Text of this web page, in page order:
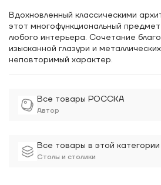
Все товары РОССКА
Автор
Все товары в этой категории
Столы и столики
Вдохновленный классическими
этот многофункциональный
любого интерьера. Сочетание
изысканной глазури и
неповторимый характер.